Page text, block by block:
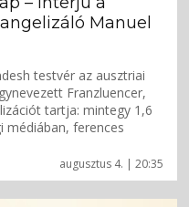
augusztus 4. | 20:35
Manuel
testvér az ausztriai
Franzluencer,
tartja: mintegy 1,6
médiában, ferences